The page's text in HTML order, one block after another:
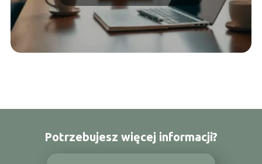
Potrzebujesz więcej informacji?